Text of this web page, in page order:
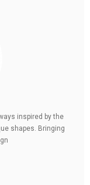
inspired by the
shapes. Bringing